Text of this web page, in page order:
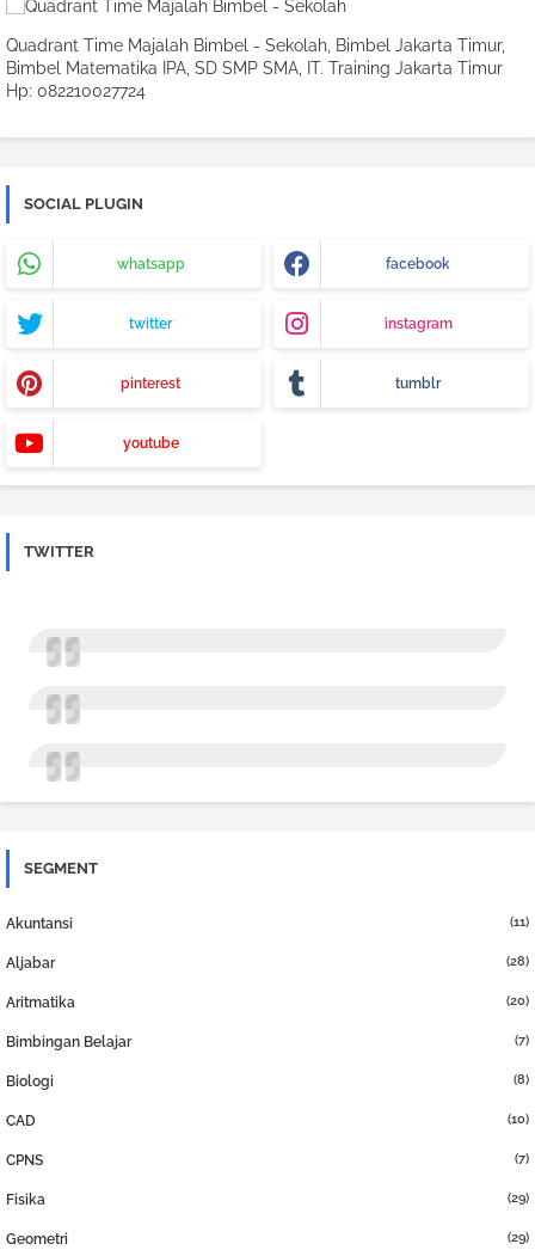
Quadrant Time Majalah Bimbel - Sekolah, Bimbel Jakarta Timur,
Bimbel Matematika IPA, SD SMP SMA, IT. Training Jakarta Timur
Hp: 082210027724
SOCIAL PLUGIN
whatsapp facebook
twitter instagram
pinterest tumblr
youtube
TWITTER
SEGMENT
Akuntansi (11)
Aljabar (28)
Aritmatika (20)
Bimbingan Belajar (7)
Biologi (8)
CAD (10)
CPNS (7)
Fisika (29)
Geometri (29)